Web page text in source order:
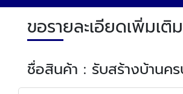
ขอรายละเอียดเพิ่มเติม
ชื่อสินค้า : รับสร้างบ้านค